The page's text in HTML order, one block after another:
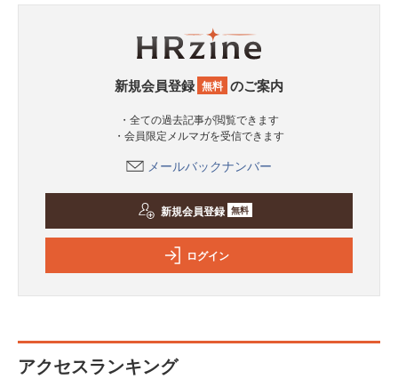
新規会員登録 無料 のご案内
・全ての過去記事が閲覧できます
・会員限定メルマガを受信できます
メールバックナンバー
新規会員登録 無料
ログイン
アクセスランキング